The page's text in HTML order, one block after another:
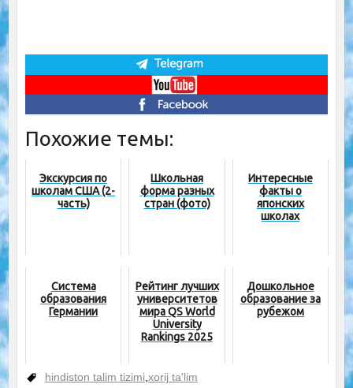
Похожие темы:
Экскурсия по
школам США (2-
часть)
Школьная
форма разных
стран (фото)
Интересные
факты о
японских
школах
Система
образования
Германии
Рейтинг лучших
университетов
мира QS World
University
Rankings 2025
Дошкольное
образование за
рубежом
hindiston talim tizimi xorij ta'lim